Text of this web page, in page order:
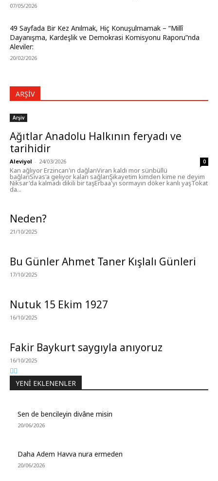
07/05/2026
49 Sayfada Bir Kez Anılmak, Hiç Konuşulmamak – “Millî
Dayanışma, Kardeşlik ve Demokrasi Komisyonu Raporu”nda
Aleviler:
20/02/2026
ARŞIV
Arşiv
Ağıtlar Anadolu Halkının feryadı ve
tarihidir
Aleviyol - 24/03/2026 0
Kan ağlıyor Erzincan'ın dağlarıViran kaldı mor sünbüllü
bağlarıSivas'a geliyor kalan sağlarıŞikayetim kimden kime ne deyim
Niksar'da kalmadı dikili bir taşErbaa'yı sormayın döker kanlı yaşTokat
da...
Neden?
21/10/2025
Bu Günler Ahmet Taner Kışlalı Günleri
17/10/2025
Nutuk 15 Ekim 1927
16/10/2025
Fakir Baykurt saygıyla anıyoruz
16/10/2025
YENI EKLENENLER
Sen de bencileyin divâne misin
20/06/2026
Daha Adem Havva nura ermeden
20/06/2026